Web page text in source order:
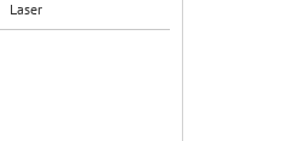
Laser